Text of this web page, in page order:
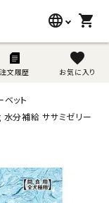
language shopping_cart
注文履歴
favorite
お気に入り
search
ベット
水分補給 ササミゼリー